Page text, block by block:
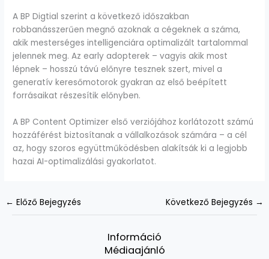
A BP Digtial szerint a következő időszakban
robbanásszerűen megnő azoknak a cégeknek a száma,
akik mesterséges intelligenciára optimalizált tartalommal
jelennek meg. Az early adopterek – vagyis akik most
lépnek – hosszú távú előnyre tesznek szert, mivel a
generatív keresőmotorok gyakran az első beépített
forrásaikat részesítik előnyben.
A BP Content Optimizer első verziójához korlátozott számú
hozzáférést biztosítanak a vállalkozások számára – a cél
az, hogy szoros együttműködésben alakítsák ki a legjobb
hazai AI-optimalizálási gyakorlatot.
← Előző Bejegyzés Következő Bejegyzés →
Információ
Médiaajánló